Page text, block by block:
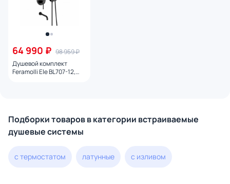
64 990 ₽ 98 959 ₽
Душевой комплект
Feramolli Ele BL707-12,
Подборки товаров в категории встраиваемые
душевые системы
с термостатом латунные с изливом